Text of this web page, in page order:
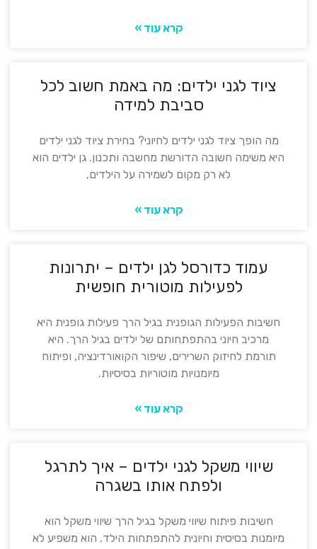
קרא עוד »
ציוד לגני ילדים: מה באמת חשוב לכל
סביבת למידה
מה הופך ציוד לגני ילדים לחיוני? בחירת ציוד לגני ילדים
היא משימה חשובה הדורשת מחשבה ותכנון. גן ילדים הוא
לא רק מקום לשמירה על הילדים,
קרא עוד »
עמוד כדורסל לגן ילדים – יתרונות
לפעילות מוטורית חופשית
חשיבות הפעילות הגופנית בגיל הרך פעילות גופנית היא
מרכיב חיוני בהתפתחותם של ילדים בגיל הרך. היא
תורמת לחיזוק השרירים, שיפור הקואורדינציה, ופיתוח
מיומנויות מוטוריות בסיסיות.
קרא עוד »
שיווי משקל לגני ילדים – איך לתרגל
ולפתח אותו בשגרה
חשיבות פיתוח שיווי משקל בגיל הרך שיווי משקל הוא
מיומנות בסיסית וחיונית להתפתחות הילד. הוא משפיע לא